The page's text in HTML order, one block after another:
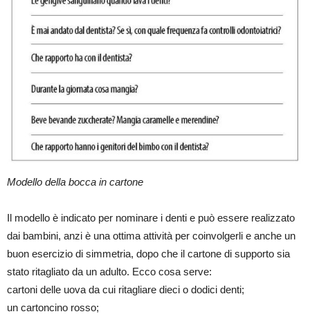
Modello della bocca in cartone
Il modello è indicato per nominare i denti e può essere realizzato
dai bambini, anzi è una ottima attività per coinvolgerli e anche un
buon esercizio di simmetria, dopo che il cartone di supporto sia
stato ritagliato da un adulto. Ecco cosa serve:
cartoni delle uova da cui ritagliare dieci o dodici denti;
un cartoncino rosso;